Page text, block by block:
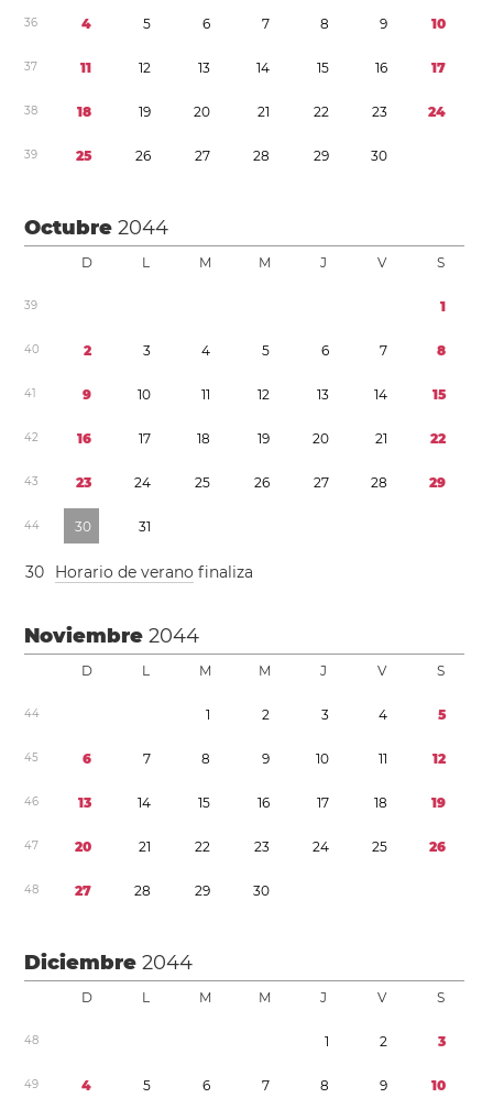
36 4 5 6 7 8 9 10
37 11 12 13 14 15 16 17
38 18 19 20 21 22 23 24
39 25 26 27 28 29 30
Octubre2044
D L M M J V S
39 1
40 2 3 4 5 6 7 8
41 9 10 11 12 13 14 15
42 16 17 18 19 20 21 22
43 23 24 25 26 27 28 29
44 30 31
30 Horario de verano finaliza
Noviembre2044
D L M M J V S
44 1 2 3 4 5
45 6 7 8 9 10 11 12
46 13 14 15 16 17 18 19
47 20 21 22 23 24 25 26
48 27 28 29 30
Diciembre2044
D L M M J V S
48 1 2 3
49 4 5 6 7 8 9 10